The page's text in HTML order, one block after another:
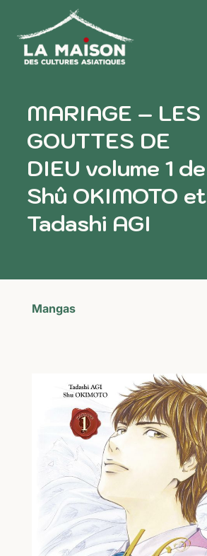
MARIAGE – LES
GOUTTES DE
DIEU volume 1 de
Shû OKIMOTO et
Tadashi AGI
Mangas